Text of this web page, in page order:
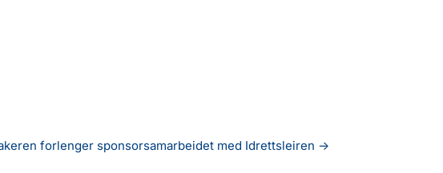
forlenger sponsorsamarbeidet med Idrettsleiren →